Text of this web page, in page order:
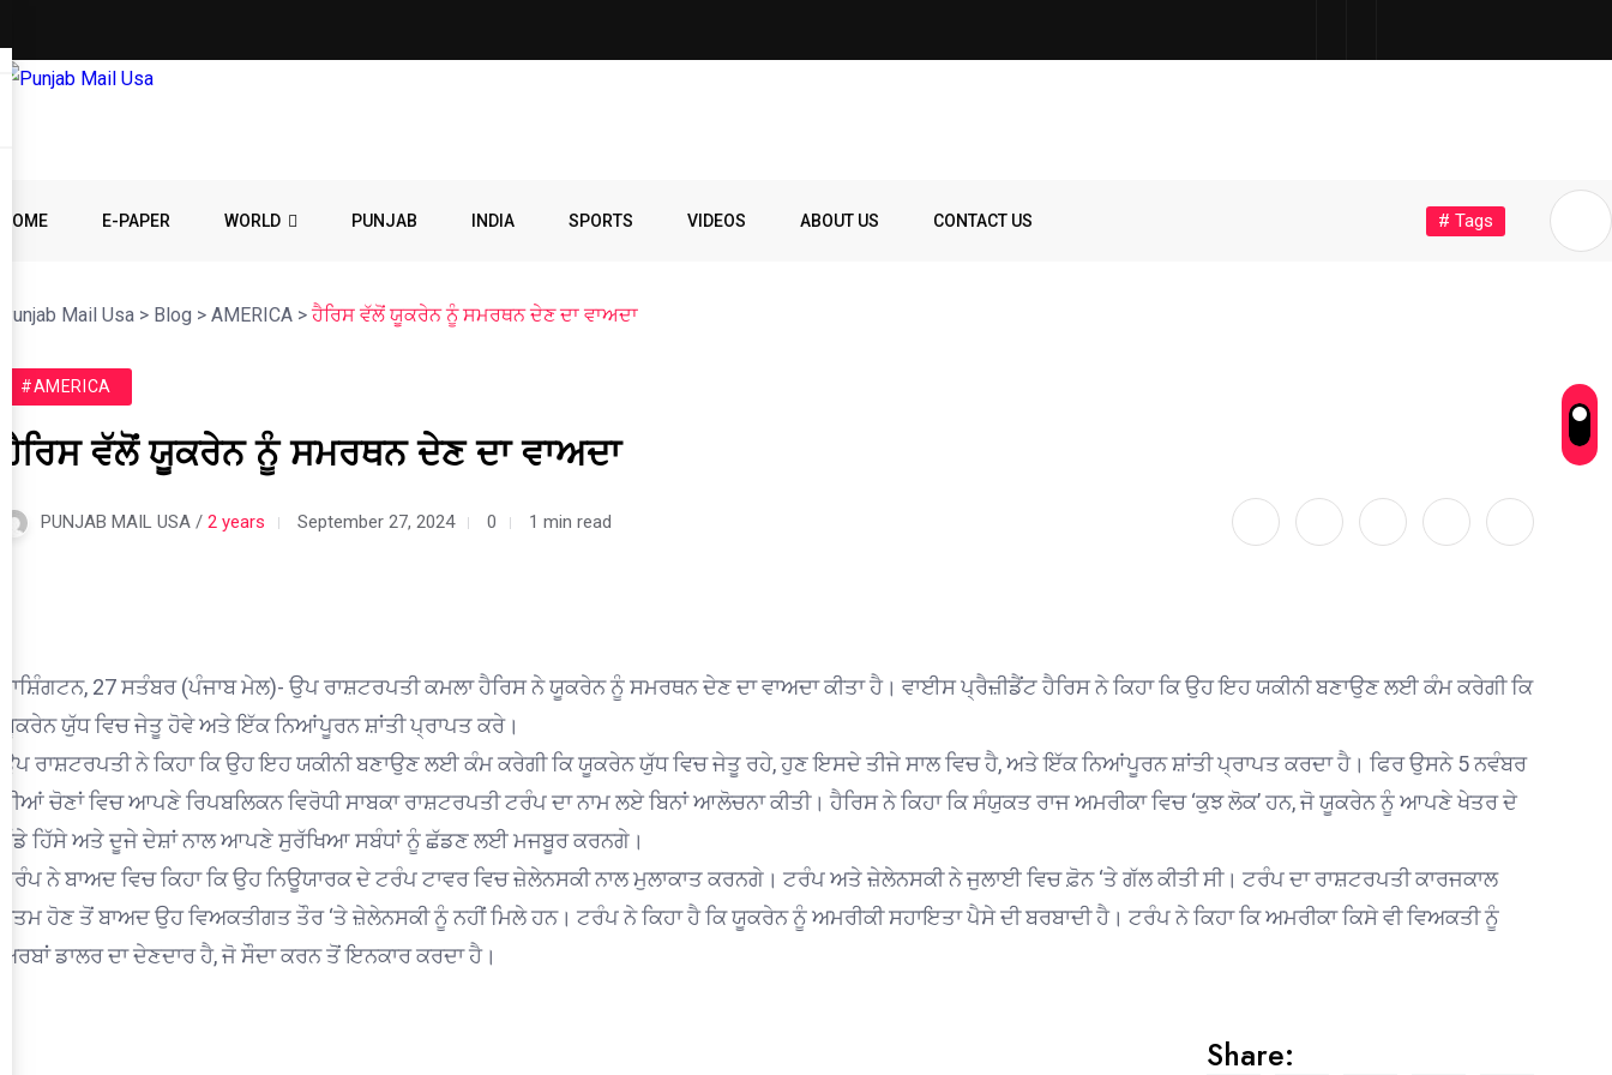
HOME E-PAPER WORLD PUNJAB INDIA SPORTS VIDEOS ABOUT US CONTACT US # Tags
Punjab Mail Usa > Blog > AMERICA >ਹੈਰਿਸ ਵੱਲੋਂ ਯੂਕਰੇਨ ਨੂੰ ਸਮਰਥਨ ਦੇਣ ਦਾ ਵਾਅਦਾ
#AMERICA
ਹੈਰਿਸ ਵੱਲੋਂ ਯੂਕਰੇਨ ਨੂੰ ਸਮਰਥਨ ਦੇਣ ਦਾ ਵਾਅਦਾ
PUNJAB MAIL USA / 2 years September 27, 2024 0 1 min read
ਵਾਸ਼ਿੰਗਟਨ, 27 ਸਤੰਬਰ (ਪੰਜਾਬ ਮੇਲ)- ਉਪ ਰਾਸ਼ਟਰਪਤੀ ਕਮਲਾ ਹੈਰਿਸ ਨੇ ਯੂਕਰੇਨ ਨੂੰ ਸਮਰਥਨ ਦੇਣ ਦਾ ਵਾਅਦਾ ਕੀਤਾ ਹੈ। ਵਾਈਸ ਪ੍ਰੈਜ਼ੀਡੈਂਟ ਹੈਰਿਸ ਨੇ ਕਿਹਾ ਕਿ ਉਹ ਇਹ ਯਕੀਨੀ ਬਣਾਉਣ ਲਈ ਕੰਮ ਕਰੇਗੀ ਕਿ
ਯੂਕਰੇਨ ਯੁੱਧ ਵਿਚ ਜੇਤੂ ਹੋਵੇ ਅਤੇ ਇੱਕ ਨਿਆਂਪੂਰਨ ਸ਼ਾਂਤੀ ਪ੍ਰਾਪਤ ਕਰੇ।
ਉਪ ਰਾਸ਼ਟਰਪਤੀ ਨੇ ਕਿਹਾ ਕਿ ਉਹ ਇਹ ਯਕੀਨੀ ਬਣਾਉਣ ਲਈ ਕੰਮ ਕਰੇਗੀ ਕਿ ਯੂਕਰੇਨ ਯੁੱਧ ਵਿਚ ਜੇਤੂ ਰਹੇ, ਹੁਣ ਇਸਦੇ ਤੀਜੇ ਸਾਲ ਵਿਚ ਹੈ, ਅਤੇ ਇੱਕ ਨਿਆਂਪੂਰਨ ਸ਼ਾਂਤੀ ਪ੍ਰਾਪਤ ਕਰਦਾ ਹੈ। ਫਿਰ ਉਸਨੇ 5 ਨਵੰਬਰ
ਦੀਆਂ ਚੋਣਾਂ ਵਿਚ ਆਪਣੇ ਰਿਪਬਲਿਕਨ ਵਿਰੋਧੀ ਸਾਬਕਾ ਰਾਸ਼ਟਰਪਤੀ ਟਰੰਪ ਦਾ ਨਾਮ ਲਏ ਬਿਨਾਂ ਆਲੋਚਨਾ ਕੀਤੀ। ਹੈਰਿਸ ਨੇ ਕਿਹਾ ਕਿ ਸੰਯੁਕਤ ਰਾਜ ਅਮਰੀਕਾ ਵਿਚ ‘ਕੁਝ ਲੋਕ’ ਹਨ, ਜੋ ਯੂਕਰੇਨ ਨੂੰ ਆਪਣੇ ਖੇਤਰ ਦੇ
ਵੱਡੇ ਹਿੱਸੇ ਅਤੇ ਦੂਜੇ ਦੇਸ਼ਾਂ ਨਾਲ ਆਪਣੇ ਸੁਰੱਖਿਆ ਸਬੰਧਾਂ ਨੂੰ ਛੱਡਣ ਲਈ ਮਜਬੂਰ ਕਰਨਗੇ।
ਟਰੰਪ ਨੇ ਬਾਅਦ ਵਿਚ ਕਿਹਾ ਕਿ ਉਹ ਨਿਊਯਾਰਕ ਦੇ ਟਰੰਪ ਟਾਵਰ ਵਿਚ ਜ਼ੇਲੇਨਸਕੀ ਨਾਲ ਮੁਲਾਕਾਤ ਕਰਨਗੇ। ਟਰੰਪ ਅਤੇ ਜ਼ੇਲੇਨਸਕੀ ਨੇ ਜੁਲਾਈ ਵਿਚ ਫ਼ੋਨ ‘ਤੇ ਗੱਲ ਕੀਤੀ ਸੀ। ਟਰੰਪ ਦਾ ਰਾਸ਼ਟਰਪਤੀ ਕਾਰਜਕਾਲ
ਖਤਮ ਹੋਣ ਤੋਂ ਬਾਅਦ ਉਹ ਵਿਅਕਤੀਗਤ ਤੌਰ ‘ਤੇ ਜ਼ੇਲੇਨਸਕੀ ਨੂੰ ਨਹੀਂ ਮਿਲੇ ਹਨ। ਟਰੰਪ ਨੇ ਕਿਹਾ ਹੈ ਕਿ ਯੂਕਰੇਨ ਨੂੰ ਅਮਰੀਕੀ ਸਹਾਇਤਾ ਪੈਸੇ ਦੀ ਬਰਬਾਦੀ ਹੈ। ਟਰੰਪ ਨੇ ਕਿਹਾ ਕਿ ਅਮਰੀਕਾ ਕਿਸੇ ਵੀ ਵਿਅਕਤੀ ਨੂੰ
ਅਰਬਾਂ ਡਾਲਰ ਦਾ ਦੇਣਦਾਰ ਹੈ, ਜੋ ਸੌਦਾ ਕਰਨ ਤੋਂ ਇਨਕਾਰ ਕਰਦਾ ਹੈ।
Share: